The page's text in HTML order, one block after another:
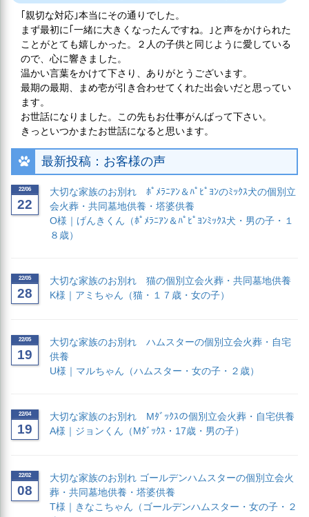
｢親切な対応｣本当にその通りでした。
まず最初に｢一緒に大きくなったんですね。｣と声をかけられた
ことがとても嬉しかった。２人の子供と同じように愛している
ので、心に響きました。
温かい言葉をかけて下さり、ありがとうございます。
最期の最期、まめ壱が引き合わせてくれた出会いだと思ってい
ます。
お世話になりました。この先もお仕事がんばって下さい。
きっといつかまたお世話になると思います。
最新投稿：お客様の声
22/06
22
大切な家族のお別れ ﾎﾟﾒﾗﾆｱﾝ＆ﾊﾟﾋﾟﾖﾝのﾐｯｸｽ犬の個別立
会火葬・共同墓地供養・塔婆供養
O様｜げんきくん（ﾎﾟﾒﾗﾆｱﾝ＆ﾊﾟﾋﾟﾖﾝﾐｯｸｽ犬・男の子・１
８歳）
22/05
28
大切な家族のお別れ 猫の個別立会火葬・共同墓地供養
K様｜アミちゃん（猫・１７歳・女の子）
22/05
19
大切な家族のお別れ ハムスターの個別立会火葬・自宅
供養
U様｜マルちゃん（ハムスター・女の子・２歳）
22/04
19
大切な家族のお別れ Mﾀﾞｯｸｽの個別立会火葬・自宅供養
A様｜ジョンくん（Mﾀﾞｯｸｽ・17歳・男の子）
22/02
08
大切な家族のお別れ ゴールデンハムスターの個別立会火
葬・共同墓地供養・塔婆供養
T様｜きなこちゃん（ゴールデンハムスター・女の子・２